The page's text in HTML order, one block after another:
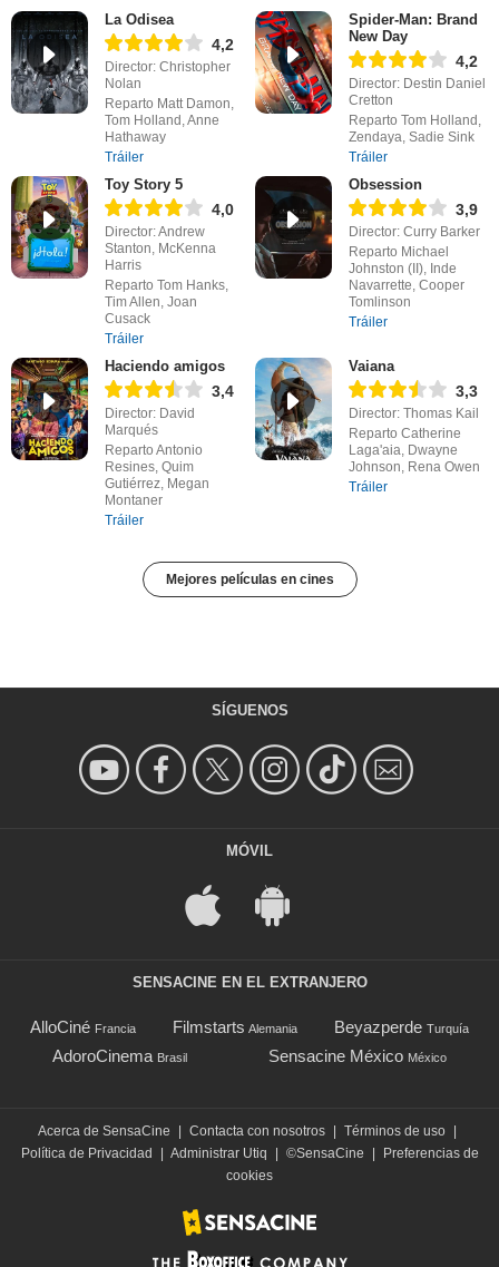
La Odisea
4,2
Director: Christopher
Nolan
Reparto Matt Damon,
Tom Holland, Anne
Hathaway
Tráiler
Spider-Man: Brand
New Day
4,2
Director: Destin Daniel
Cretton
Reparto Tom Holland,
Zendaya, Sadie Sink
Tráiler
Toy Story 5
4,0
Director: Andrew
Stanton, McKenna
Harris
Reparto Tom Hanks,
Tim Allen, Joan
Cusack
Tráiler
Obsession
3,9
Director: Curry Barker
Reparto Michael
Johnston (II), Inde
Navarrette, Cooper
Tomlinson
Tráiler
Haciendo amigos
3,4
Director: David
Marqués
Reparto Antonio
Resines, Quim
Gutiérrez, Megan
Montaner
Tráiler
Vaiana
3,3
Director: Thomas Kail
Reparto Catherine
Laga'aia, Dwayne
Johnson, Rena Owen
Tráiler
Mejores películas en cines
SÍGUENOS
MÓVIL
SENSACINE EN EL EXTRANJERO
AlloCiné Francia Filmstarts Alemania Beyazperde Turquía
AdoroCinema Brasil Sensacine México México
Acerca de SensaCine | Contacta con nosotros | Términos de uso |
Política de Privacidad
| Administrar Utiq | ©SensaCine |
Preferencias de
cookies